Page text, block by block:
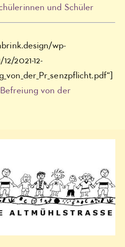
und Schüler
wp-
2021-12-
von der